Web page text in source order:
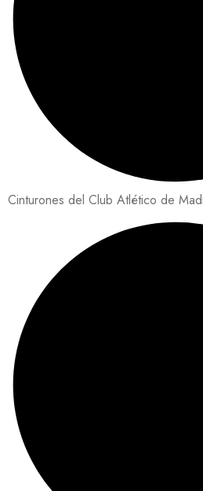
Cinturones del Club Atlético de